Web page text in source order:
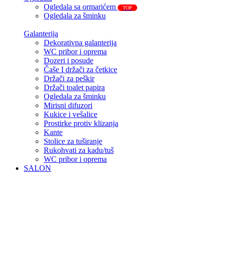
Ogledala sa ormarićem
TOP
Ogledala za šminku
Galanterija
Dekorativna galanterija
WC pribor i oprema
Dozeri i posude
Čaše I držači za četkice
Držači za peškir
Držači toalet papira
Ogledala za šminku
Mirisni difuzori
Kukice i vešalice
Prostirke protiv klizanja
Kante
Stolice za tuširanje
Rukohvati za kadu/tuš
WC pribor i oprema
SALON